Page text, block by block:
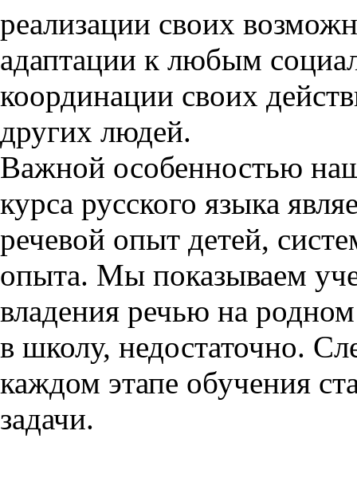
реализации своих
адаптации к любым
координации своих
других людей.
Важной особенностью
курса русского языка
речевой опыт детей,
опыта. Мы показываем
владения речью на
в школу, недостаточно.
каждом этапе обучения
задачи.